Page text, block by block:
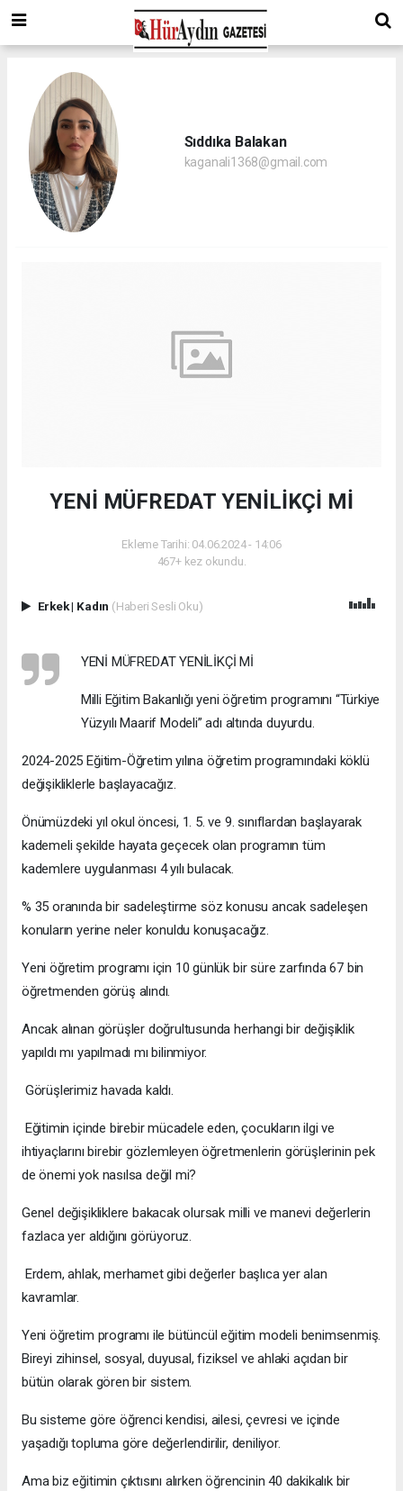
Sıddıka Balakan
kaganali1368@gmail.com
YENİ MÜFREDAT YENİLİKÇİ Mİ
Ekleme Tarihi: 04.06.2024 - 14:06
467+ kez okundu.
Erkek| Kadın (Haberi Sesli Oku)
YENİ MÜFREDAT YENİLİKÇİ Mİ
Milli Eğitim Bakanlığı yeni öğretim programını “Türkiye
Yüzyılı Maarif Modeli” adı altında duyurdu.
2024-2025 Eğitim-Öğretim yılına öğretim programındaki köklü
değişikliklerle başlayacağız.
Önümüzdeki yıl okul öncesi, 1. 5. ve 9. sınıflardan başlayarak
kademeli şekilde hayata geçecek olan programın tüm
kademlere uygulanması 4 yılı bulacak.
% 35 oranında bir sadeleştirme söz konusu ancak sadeleşen
konuların yerine neler konuldu konuşacağız.
Yeni öğretim programı için 10 günlük bir süre zarfında 67 bin
öğretmenden görüş alındı.
Ancak alınan görüşler doğrultusunda herhangi bir değişiklik
yapıldı mı yapılmadı mı bilinmiyor.
Görüşlerimiz havada kaldı.
Eğitimin içinde birebir mücadele eden, çocukların ilgi ve
ihtiyaçlarını birebir gözlemleyen öğretmenlerin görüşlerinin pek
de önemi yok nasılsa değil mi?
Genel değişikliklere bakacak olursak milli ve manevi değerlerin
fazlaca yer aldığını görüyoruz.
Erdem, ahlak, merhamet gibi değerler başlıca yer alan
kavramlar.
Yeni öğretim programı ile bütüncül eğitim modeli benimsenmiş.
Bireyi zihinsel, sosyal, duyusal, fiziksel ve ahlaki açıdan bir
bütün olarak gören bir sistem.
Bu sisteme göre öğrenci kendisi, ailesi, çevresi ve içinde
yaşadığı topluma göre değerlendirilir, deniliyor.
Ama biz eğitimin çıktısını alırken öğrencinin 40 dakikalık bir